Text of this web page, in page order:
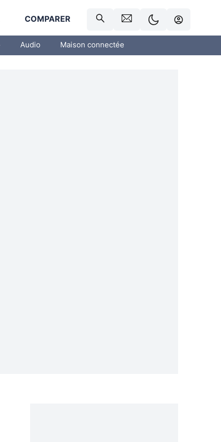
COMPARER
Audio Maison connectée